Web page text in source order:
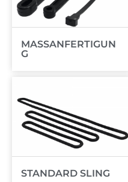
MASSANFERTIGUN
G
STANDARD SLING